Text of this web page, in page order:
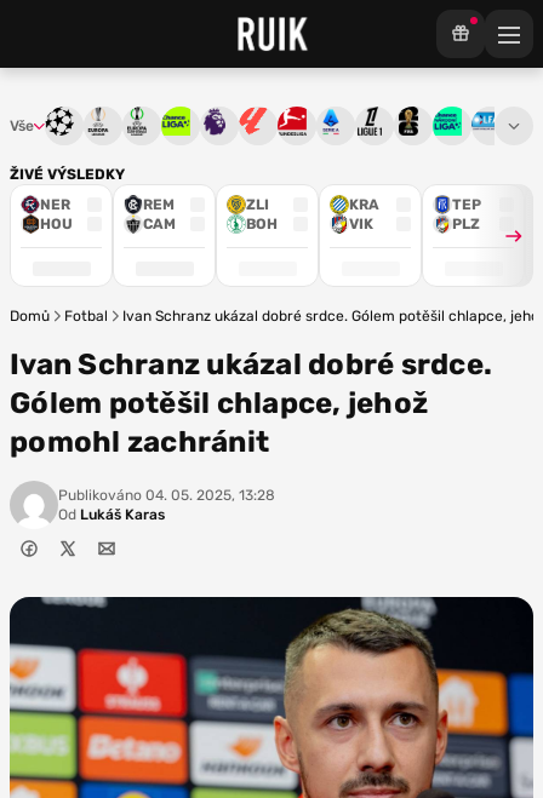
ŽIVÉ VÝSLEDKY
NER
HOU
REM
CAM
ZLI
BOH
KRA
VIK
TEP
PLZ
Vše Liga mistrůEvropská liga
Konferenční liga
Chance ligaPremier League
La LigaBundesliga
Serie ALigue 1Mistrovství světa
Chance3. ČFL
Domů Fotbal Ivan Schranz ukázal dobré srdce. Gólem potěšil chlapce,
Ivan Schranz ukázal dobré srdce.
Gólem potěšil chlapce, jehož
pomohl zachránit
Publikováno 04. 05. 2025, 13:28
Od Lukáš Karas